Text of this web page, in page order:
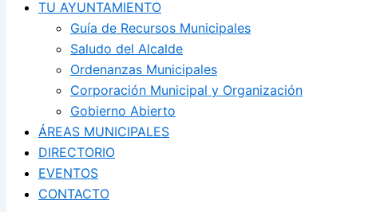
TU AYUNTAMIENTO
Guía de Recursos Municipales
Saludo del Alcalde
Ordenanzas Municipales
Corporación Municipal y Organización
Gobierno Abierto
ÁREAS MUNICIPALES
DIRECTORIO
EVENTOS
CONTACTO